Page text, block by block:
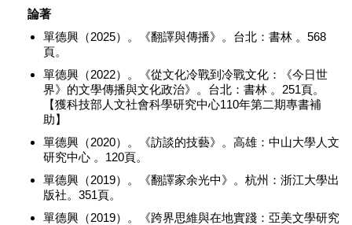
論著
單德興（2025）。《翻譯與傳播》。台北：書林 。568
頁。
單德興（2022）。《從文化冷戰到冷戰文化：《今日世
界》的文學傳播與文化政治》。台北：書林 。251頁。
【獲科技部人文社會科學研究中心110年第二期專書補
助】
單德興（2020）。《訪談的技藝》。高雄：中山大學人文
研究中心 。120頁。
單德興（2019）。《翻譯家余光中》。杭州：浙江大學出
版社。351頁。
單德興（2019）。《跨界思維與在地實踐：亞美文學研究